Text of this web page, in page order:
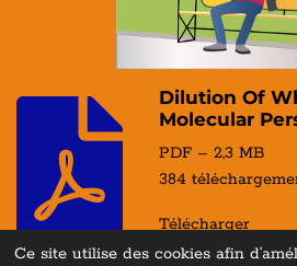
Ce site utilise des cookies afin
Dilution Of
Molecular
PDF – 2,3 MB
384
Télécharger